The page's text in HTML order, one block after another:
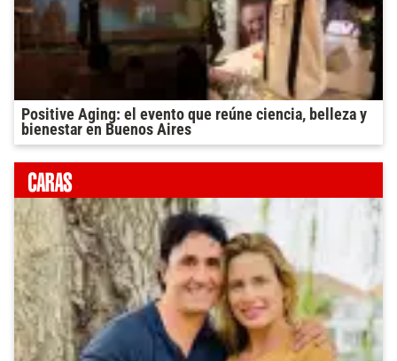
Positive Aging: el evento que reúne ciencia, belleza y
bienestar en Buenos Aires